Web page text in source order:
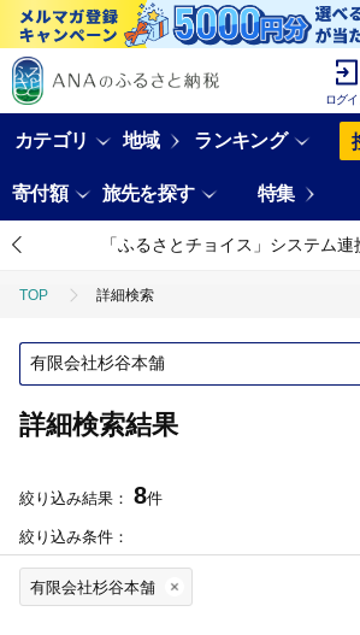
ログ
カテゴリ 地域 ランキング
寄付額 旅先を探す 特集
「ふるさとチョイス」システム
TOP 詳細検索
詳細検索結果
絞り込み結果： 8件
絞り込み条件：
有限会社杉谷本舗